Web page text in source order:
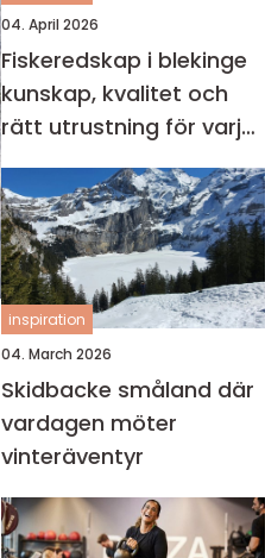
04. April 2026
Fiskeredskap i blekinge
kunskap, kvalitet och
rätt utrustning för varje
vatten
inspiration
04. March 2026
Skidbacke småland där
vardagen möter
vinteräventyr